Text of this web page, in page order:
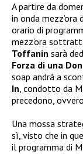
A partire da
in onda
orario di
mezz’ora
Toffanin sarà
Forza di una
soap andrà a
In, condotto da
precedono,
Una mossa
sì, visto che in
il programma di